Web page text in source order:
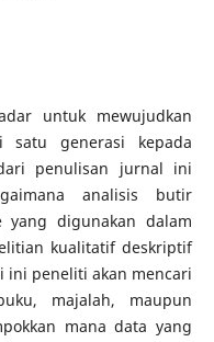
untuk mewujudkan
satu generasi kepada
penulisan jurnal ini
analisis butir
yang digunakan dalam
kualitatif deskriptif
ini peneliti akan mencari
majalah, maupun
mana data yang